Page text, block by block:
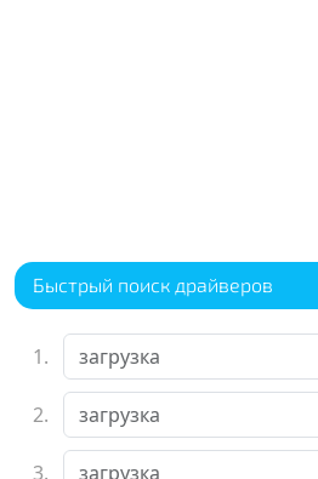
Быстрый поиск драйверов
1.
2.
3.